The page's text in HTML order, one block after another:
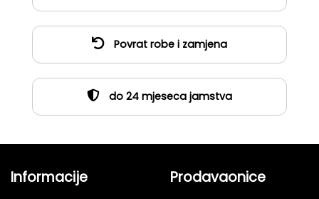
Povrat robe i zamjena
do 24 mjeseca jamstva
Informacije Prodavaonice